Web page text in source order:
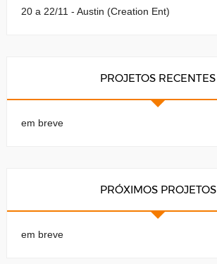
20 a 22/11 - Austin (Creation Ent)
PROJETOS RECENTES
em breve
PRÓXIMOS PROJETOS
em breve